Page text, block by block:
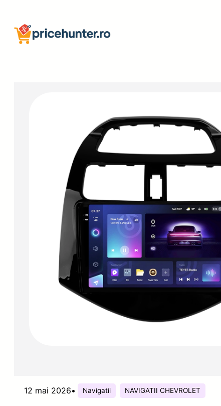
conținut
12 mai 2026• Navigatii NAVIGATII CHEVROLET